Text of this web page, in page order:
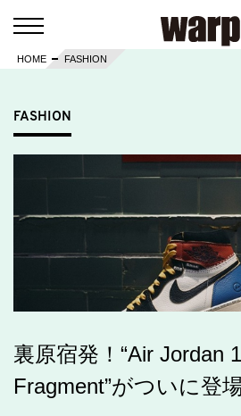
HOME FASHION
FASHION
裏原宿発！“Air Jordan
Fragment”がついに登場